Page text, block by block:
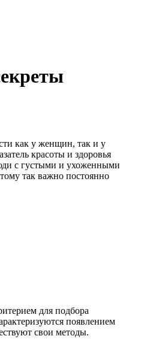
как у женщин, так и у
красоты и здоровья
с густыми и ухоженными
так важно постоянно
для подбора
появлением
свои методы.